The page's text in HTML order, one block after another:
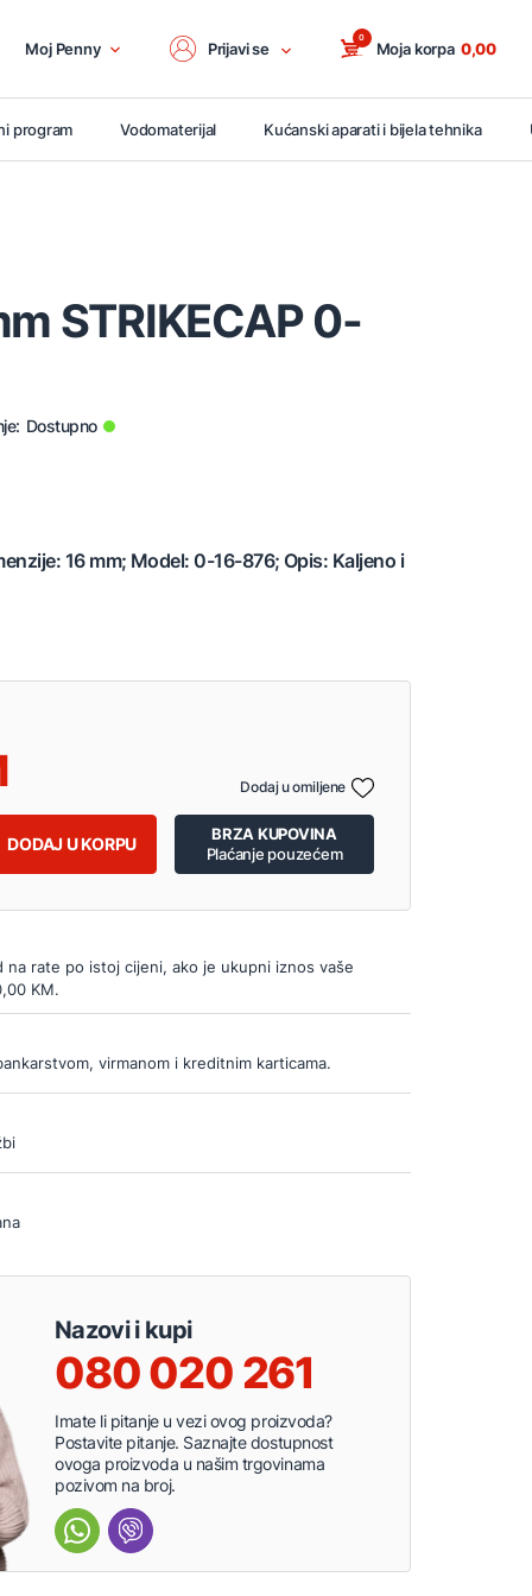
Moj Penny Prijavi se Moja korpa
0
0,00
program Vodomaterijal Kućanski aparati i bijela tehnika
STRIKECAP 0-
Dostupno
16 mm; Model: 0-16-876; Opis: Kaljeno i
DODAJ U KORPU
BRZA KUPOVINA
Plaćanje pouzećem
Dodaj u omiljene
na rate po istoj cijeni, ako je ukupni iznos vaše
KM.
virmanom i kreditnim karticama.
Nazovi i kupi
080 020 261
Imate li pitanje u vezi ovog proizvoda?
Postavite pitanje. Saznajte dostupnost
ovoga proizvoda u našim trgovinama
pozivom na broj.